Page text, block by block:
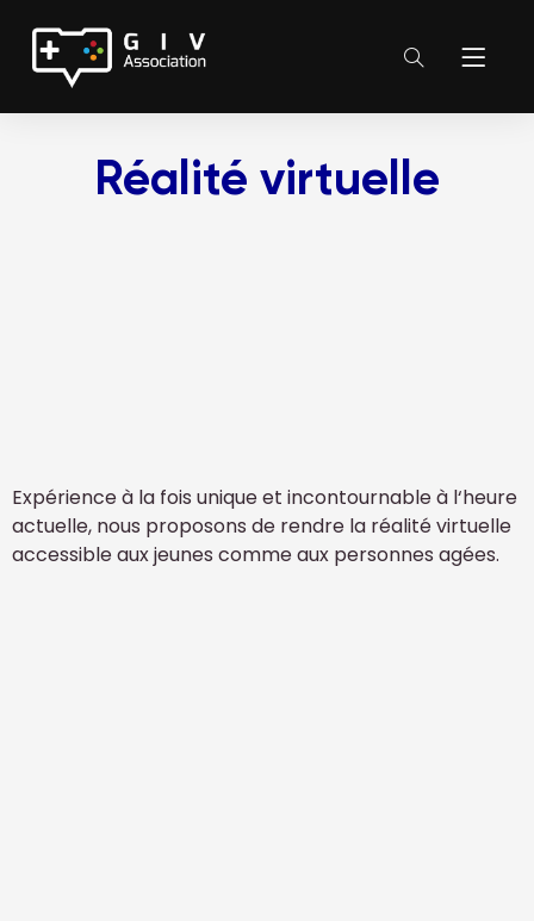
Réalité virtuelle
Expérience à la fois unique et incontournable à l‘heure
actuelle, nous proposons de rendre la réalité virtuelle
accessible aux jeunes comme aux personnes agées.